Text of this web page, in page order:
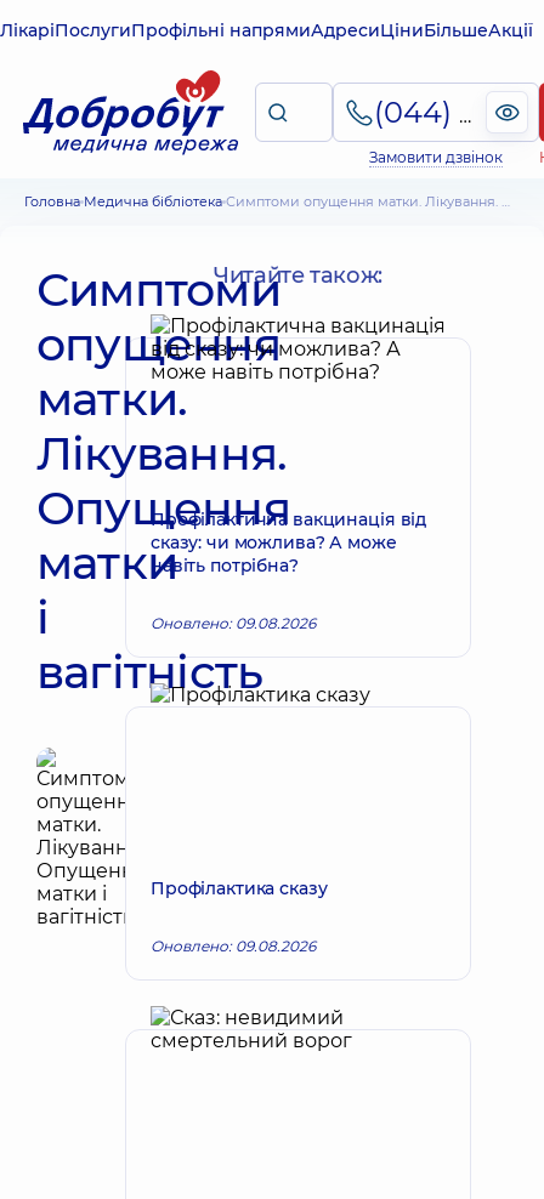
ЛікаріПослугиПрофільні напрямиАдресиЦіниБільшеАкції
(044) 495-2-888
Замовити дзвінок
Головна Медична бібліотека Симптоми опущення матки. Лікування. Опущення матки і вагітність
Симптоми
опущення
матки.
Лікування.
Опущення
матки
і
вагітність
Читайте також:
Профілактична вакцинація від
сказу: чи можлива? А може
навіть потрібна?
Оновлено: 09.08.2026
Профілактика сказу
Оновлено: 09.08.2026